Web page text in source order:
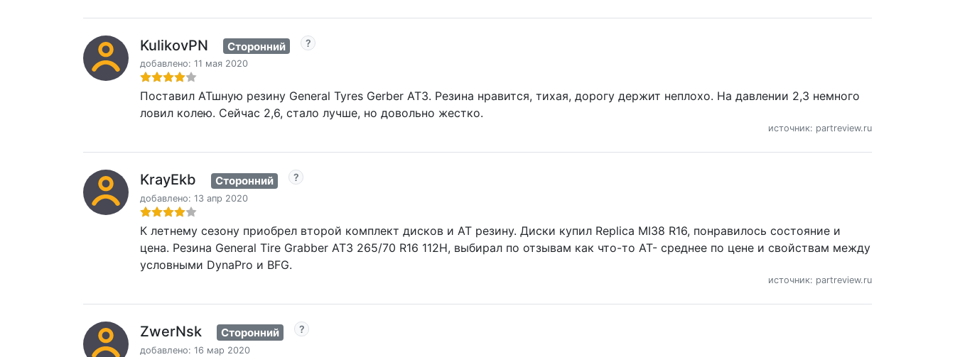
KulikovPN Сторонний
добавлено: 11 мая 2020
Поставил АТшную резину General Tyres Gerber AT3. Резина нравится, тихая, дорогу держит неплохо. На давлении 2,3 немного
ловил колею. Сейчас 2,6, стало лучше, но довольно жестко.
источник: partreview.ru
KrayEkb Сторонний
добавлено: 13 апр 2020
К летнему сезону приобрел второй комплект дисков и АТ резину. Диски купил Replica MI38 R16, понравилось состояние и
цена. Резина General Tire Grabber AT3 265/70 R16 112H, выбирал по отзывам как что-то АТ- среднее по цене и свойствам между
условными DynaPro и BFG.
источник: partreview.ru
ZwerNsk Сторонний
добавлено: 16 мар 2020